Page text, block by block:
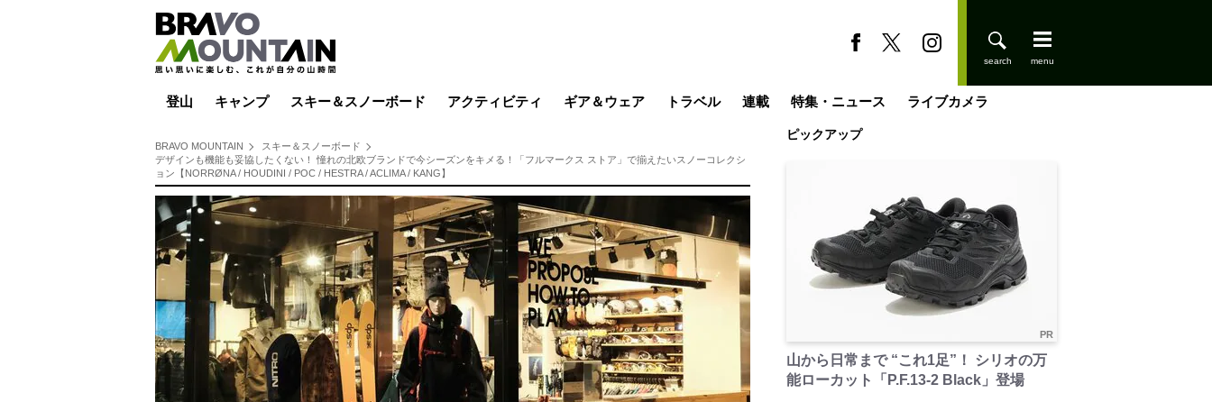
登山
日帰り
キャンプ
キャンプ飯
スキー＆スノーボード
スキー場
アクティビティ ギア＆ウェア トラベル 連載
季節の虫
日本で山登りはじめました
缶詰博士の缶たん”CAN”P料理
そこに山小屋を興して
ブーツの国の街角で
日本人ハイカーのネパール移住見聞録「Like a Rolling Stone」
低山小道具＆技術研究所
尾瀬ガイドきららの“おぜ沼“日記
わたし、山小屋はじめます
耕して焙煎して走る男
その他連載
特集・ニュース ライブカメラ
BRAVO MOUNTAIN
スキー＆スノーボード
デザインも機能も妥協したくない！ 憧れの北欧ブランドで今シーズンをキメる！「フルマークス ストア」で揃えたいスノーコレクシ
ョン【NORRØNA / HOUDINI / POC / HESTRA / ACLIMA / KANG】
ピックアップ
PR
山から日常まで “これ1足”！ シリオの万
能ローカット「P.F.13-2 Black」登場